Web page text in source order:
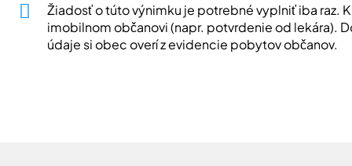
Žiadosť o túto výnimku je potrebné vyplniť iba raz.
imobilnom občanovi (napr. potvrdenie od lekára).
údaje si obec overí z evidencie pobytov občanov.